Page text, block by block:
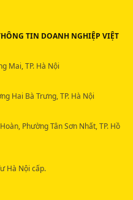
TIN DOANH NGHIỆP VIỆT
Mai, TP. Hà Nội
Hai Bà Trưng, TP. Hà Nội
Phường Tân Sơn Nhất, TP. Hồ
Hà Nội cấp.